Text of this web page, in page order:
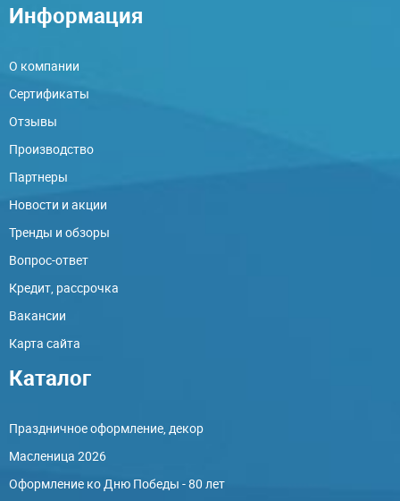
Информация
О компании
Сертификаты
Отзывы
Производство
Партнеры
Новости и акции
Тренды и обзоры
Вопрос-ответ
Кредит, рассрочка
Вакансии
Карта сайта
Каталог
Праздничное оформление, декор
Масленица 2026
Оформление ко Дню Победы - 80 лет